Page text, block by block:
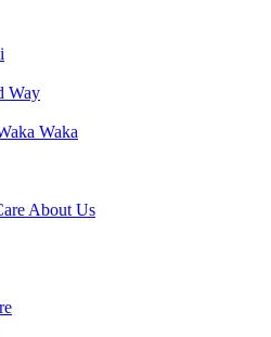
Way
Waka
About Us